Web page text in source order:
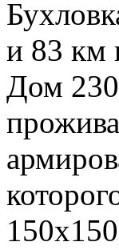
и 83 км
Дом 230